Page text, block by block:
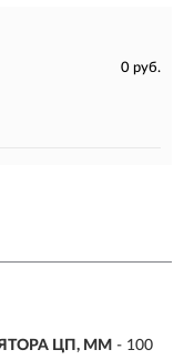
0 руб.
ЦП, ММ - 100